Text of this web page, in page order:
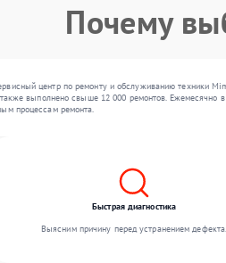
Почему
центр по ремонту и обслуживанию техники
выполнено свыше 12 000 ремонтов.
процессам ремонта.
Быстрая диагностика
Выясним причину перед устранением дефекта.